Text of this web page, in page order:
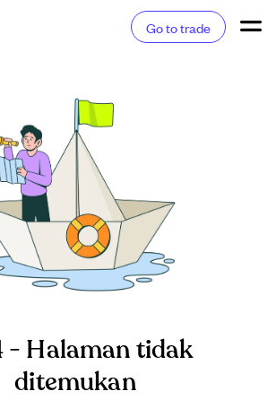
Go to trade
- Halaman tidak
ditemukan